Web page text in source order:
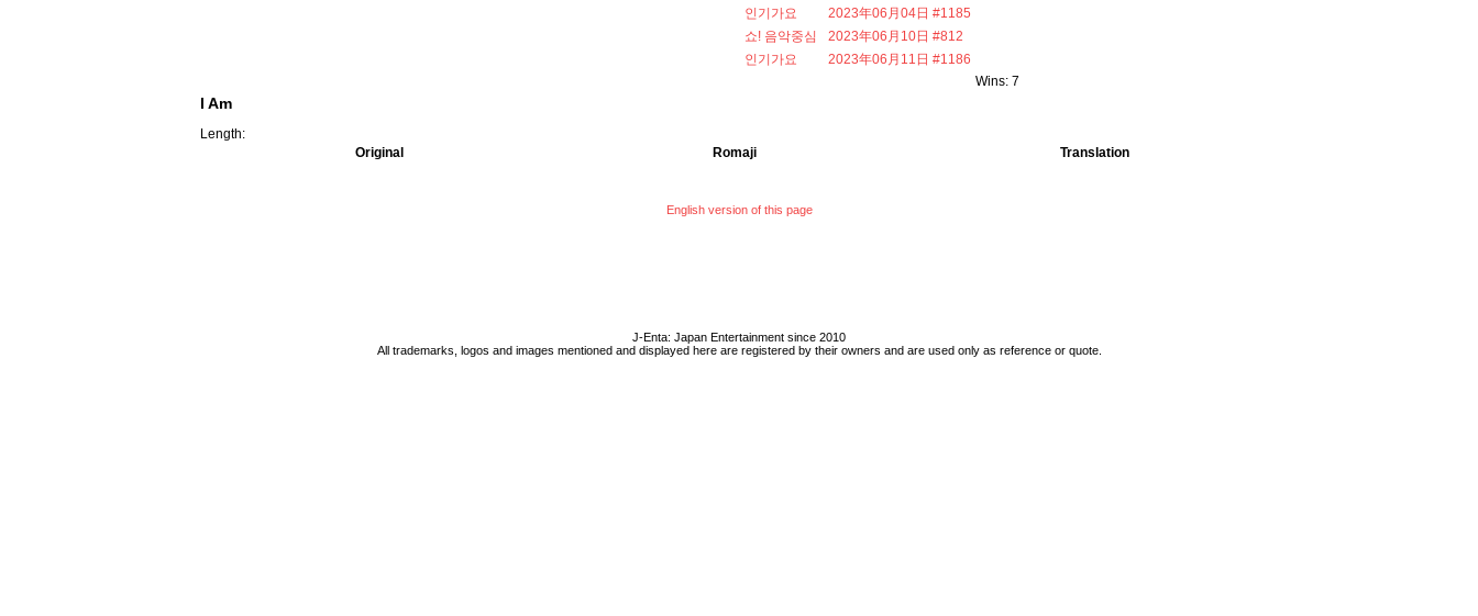
인기가요
2023年06月04日 #1185
쇼! 음악중심
2023年06月10日 #812
인기가요
2023年06月11日 #1186
Wins: 7
I Am
Length:
Original
Romaji Translation
English version of this page
J-Enta: Japan Entertainment since 2010
All trademarks, logos and images mentioned and displayed here are registered by their owners and are used only as reference or quote.